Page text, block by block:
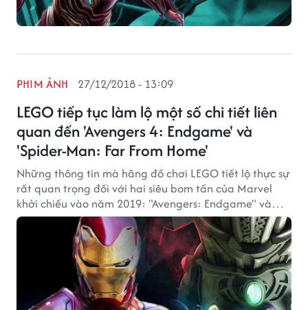
LEGO tiếp tục làm lộ một số chi tiết liên
quan đến 'Avengers 4: Endgame' và
'Spider-Man: Far From Home'
PHIM ẢNH 27/12/2018 - 13:09
Những thông tin mà hãng đồ chơi LEGO tiết lộ thực sự
rất quan trọng đối với hai siêu bom tấn của Marvel
khởi chiếu vào năm 2019: "Avengers: Endgame" và
"Spider-man: Far From Home".